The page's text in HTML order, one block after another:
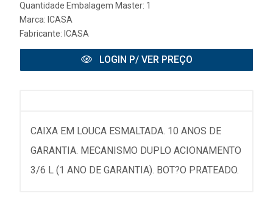
Quantidade Embalagem Master: 1
Marca: ICASA
Fabricante: ICASA
LOGIN P/ VER PREÇO
CAIXA EM LOUCA ESMALTADA. 10 ANOS DE
GARANTIA. MECANISMO DUPLO ACIONAMENTO
3/6 L (1 ANO DE GARANTIA). BOT?O PRATEADO.